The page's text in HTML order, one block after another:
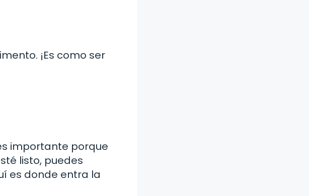
¡Es como ser
importante porque
listo, puedes
es donde entra la